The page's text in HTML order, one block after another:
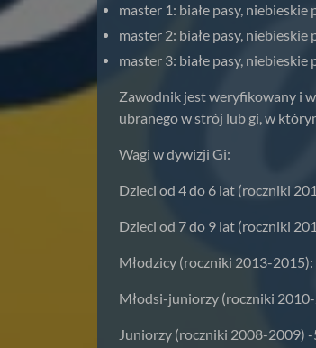
master 1: białe pasy,
master 2: białe pasy,
master 3: białe pasy,
Zawodnik jest weryfikowany i
ubranego w strój lub gi, w
Wagi w dywizji Gi:
Dzieci od 4 do 6 lat (roczniki
Dzieci od 7 do 9 lat (roczniki
Młodzicy (roczniki 2013-
Młodsi-juniorzy (roczniki
Juniorzy (roczniki 2008-2009) -